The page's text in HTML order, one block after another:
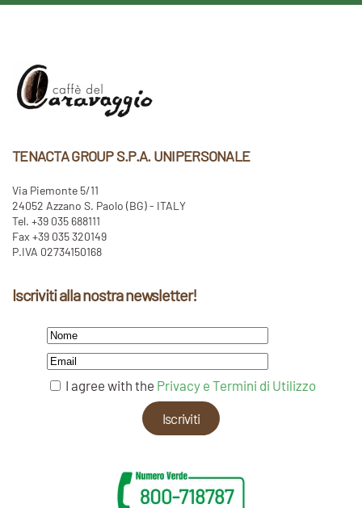
TENACTA GROUP S.P.A. UNIPERSONALE
Via Piemonte 5/11
24052 Azzano S. Paolo (BG) - ITALY
Tel. +39 035 688111
Fax +39 035 320149
P.IVA 02734150168
Iscriviti alla nostra newsletter!
I agree with the Privacy e Termini di Utilizzo